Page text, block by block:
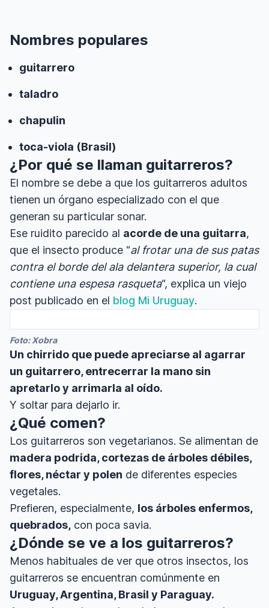
Nombres populares
guitarrero
taladro
chapulin
toca-viola (Brasil)
¿Por qué se llaman guitarreros?
El nombre se debe a que los guitarreros adultos
tienen un órgano especializado con el que
generan su particular sonar.
Ese ruidito parecido al acorde de una guitarra,
que el insecto produce “al frotar una de sus patas
contra el borde del ala delantera superior, la cual
contiene una espesa rasqueta“, explica un viejo
post publicado en el blog Mi Uruguay.
Foto: Xobra
Un chirrido que puede apreciarse al agarrar
un guitarrero, entrecerrar la mano sin
apretarlo y arrimarla al oído.
Y soltar para dejarlo ir.
¿Qué comen?
Los guitarreros son vegetarianos. Se alimentan de
madera podrida, cortezas de árboles débiles,
flores, néctar y polen de diferentes especies
vegetales.
Prefieren, especialmente, los árboles enfermos,
quebrados, con poca savia.
¿Dónde se ve a los guitarreros?
Menos habituales de ver que otros insectos, los
guitarreros se encuentran comúnmente en
Uruguay, Argentina, Brasil y Paraguay.